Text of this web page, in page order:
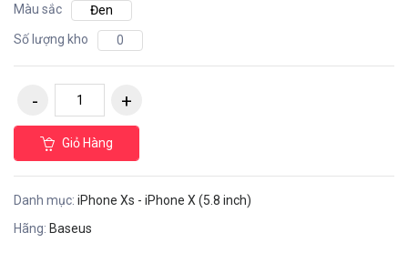
Màu sắc
Đen
Số lượng kho
0
Giỏ Hàng
Danh mục: iPhone Xs - iPhone X (5.8 inch)
Hãng: Baseus